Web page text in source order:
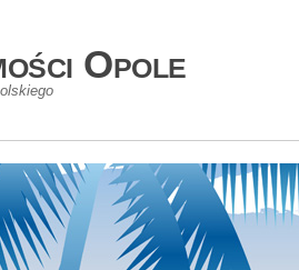
Opole